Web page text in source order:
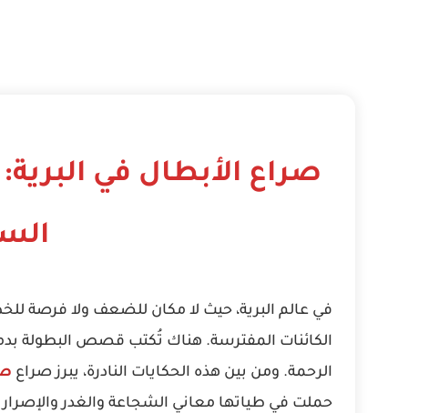
صراع الأبطال في
في عالم البرية، حيث لا مكان للضعف ولا فرصة
الكائنات المفترسة. هناك تُكتب قصص البطولة
الرحمة. ومن بين هذه الحكايات النادرة، يبرز صراع
حملت في طياتها معاني الشجاعة والغدر